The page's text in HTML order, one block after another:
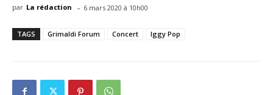
par La rédaction - 6 mars 2020 à 10h00
TAGS Grimaldi Forum Concert Iggy Pop